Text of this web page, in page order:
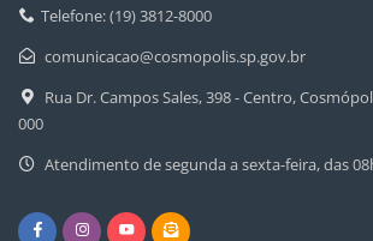
Telefone: (19) 3812-8000
comunicacao@cosmopolis.sp.gov.br
Rua Dr. Campos Sales, 398 - Centro,
000
Atendimento de segunda a sexta-feira, das